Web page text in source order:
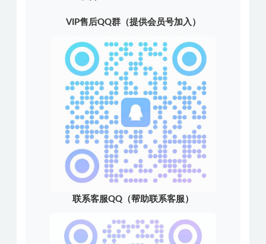
VIP售后QQ群（提供会员号加入）
联系客服QQ（帮助联系客服）